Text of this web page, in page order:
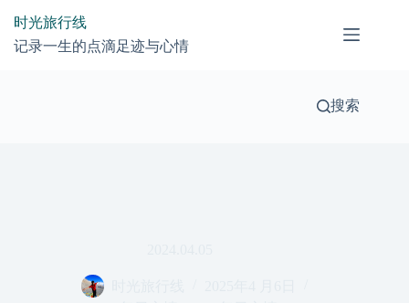
时光旅行线
记录一生的点滴足迹与心情
搜索